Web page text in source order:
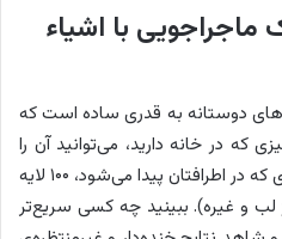
لایه: یک ماجراجویی با اشیاء
های دوستانه به قدری ساده‌ است که
که در خانه دارید، می‌توانید آن را
تجربه کنید! بکوشید روی هر چیزی که در اطرافتان پیدا می‌شود، ۱۰۰ لایه
لب و غیره). ببینید چه کسی سریع‌تر